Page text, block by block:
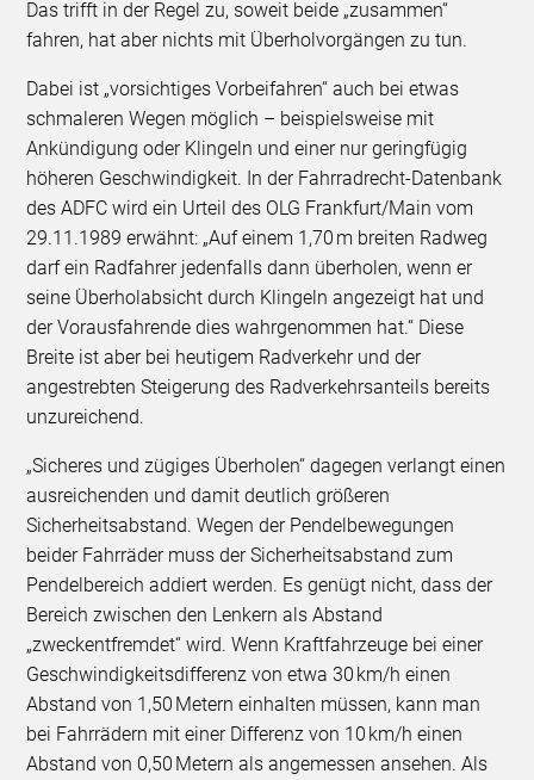
Das trifft in der Regel zu, soweit beide „zusammen“
fahren, hat aber nichts mit Überholvorgängen zu tun.
Dabei ist „vorsichtiges Vorbeifahren“ auch bei etwas
schmaleren Wegen möglich – beispielsweise mit
Ankündigung oder Klingeln und einer nur geringfügig
höheren Geschwindigkeit. In der Fahrradrecht-Datenbank
des ADFC wird ein Urteil des OLG Frankfurt/Main vom
29.11.1989 erwähnt: „Auf einem 1,70 m breiten Radweg
darf ein Radfahrer jedenfalls dann überholen, wenn er
seine Überholabsicht durch Klingeln angezeigt hat und
der Vorausfahrende dies wahrgenommen hat.“ Diese
Breite ist aber bei heutigem Radverkehr und der
angestrebten Steigerung des Radverkehrsanteils bereits
unzureichend.
„Sicheres und zügiges Überholen“ dagegen verlangt einen
ausreichenden und damit deutlich größeren
Sicherheitsabstand. Wegen der Pendelbewegungen
beider Fahrräder muss der Sicherheitsabstand zum
Pendelbereich addiert werden. Es genügt nicht, dass der
Bereich zwischen den Lenkern als Abstand
„zweckentfremdet“ wird. Wenn Kraftfahrzeuge bei einer
Geschwindigkeitsdifferenz von etwa 30 km/h einen
Abstand von 1,50 Metern einhalten müssen, kann man
bei Fahrrädern mit einer Differenz von 10 km/h einen
Abstand von 0,50 Metern als angemessen ansehen. Als